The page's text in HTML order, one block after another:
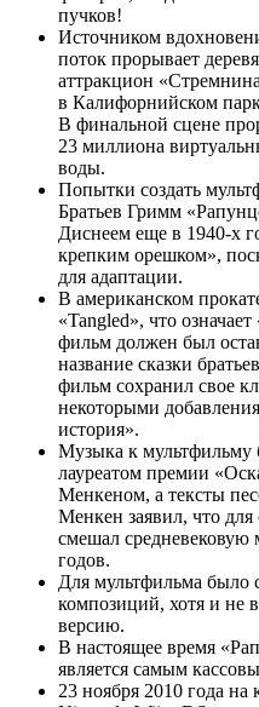
пучков!
Источником
поток прорывает
аттракцион
в Калифорнийском
В финальной сцене
23 миллиона
воды.
Попытки создать
Братьев Гримм
Диснеем еще в 1940-х
крепким орешком»,
для адаптации.
В американском
«Tangled», что
фильм должен был
название сказки
фильм сохранил свое
некоторыми
история».
Музыка к мультфильму
лауреатом премии
Менкеном, а тексты
Менкен заявил, что
смешал средневековую
годов.
Для мультфильма было
композиций, хотя и не
версию.
В настоящее время
является самым
23 ноября 2010 года